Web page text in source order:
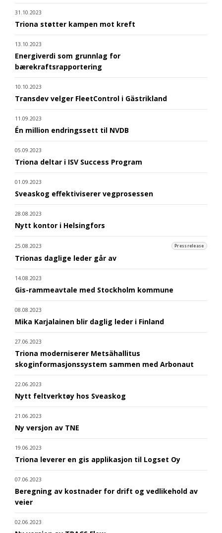
31.10.2023
Triona støtter kampen mot kreft
13.10.2023
Energiverdi som grunnlag for
bærekraftsrapportering
10.10.2023
Transdev velger FleetControl i Gästrikland
11.09.2023
Én million endringssett til NVDB
05.09.2023
Triona deltar i ISV Success Program
01.09.2023
Sveaskog effektiviserer vegprosessen
28.08.2023
Nytt kontor i Helsingfors
25.08.2023 Pressrelease
Trionas daglige leder går av
14.08.2023
Gis-rammeavtale med Stockholm kommune
08.08.2023
Mika Karjalainen blir daglig leder i Finland
27.06.2023
Triona moderniserer Metsähallitus
skoginformasjonssystem sammen med Arbonaut
22.06.2023
Nytt feltverktøy hos Sveaskog
21.06.2023
Ny versjon av TNE
19.06.2023
Triona leverer en gis applikasjon til Logset Oy
07.06.2023
Beregning av kostnader for drift og vedlikehold av
veier
02.06.2023